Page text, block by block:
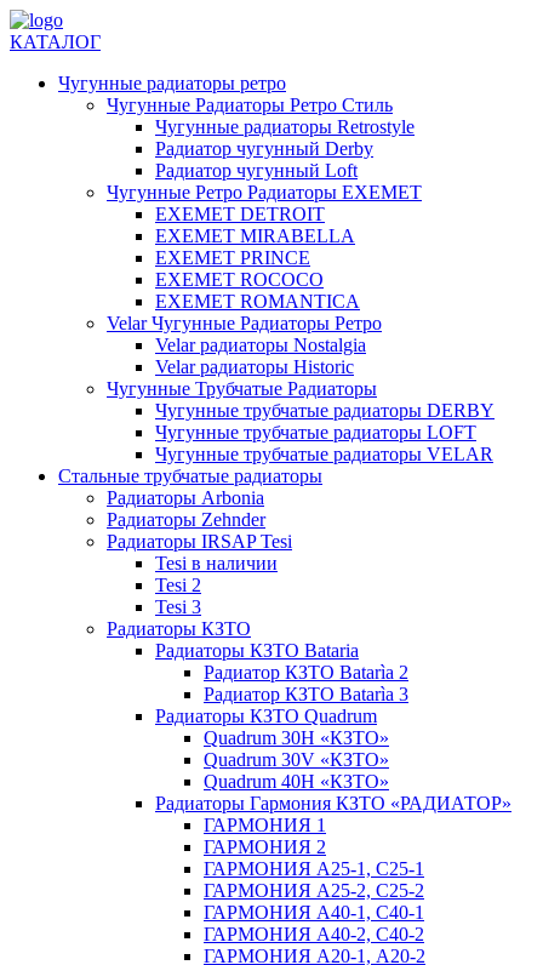
КАТАЛОГ
Чугунные радиаторы ретро
Чугунные Радиаторы Ретро Стиль
Чугунные радиаторы Retrostyle
Радиатор чугунный Derby
Радиатор чугунный Loft
Чугунные Ретро Радиаторы EXEMET
EXEMET DETROIT
EXEMET MIRABELLA
EXEMET PRINCE
EXEMET ROCOCO
EXEMET ROMANTICA
Velar Чугунные Радиаторы Ретро
Velar радиаторы Nostalgia
Velar радиаторы Historic
Чугунные Трубчатые Радиаторы
Чугунные трубчатые радиаторы DERBY
Чугунные трубчатые радиаторы LOFT
Чугунные трубчатые радиаторы VELAR
Стальные трубчатые радиаторы
Радиаторы Arbonia
Радиаторы Zehnder
Радиаторы IRSAP Tesi
Tesi в наличии
Tesi 2
Tesi 3
Радиаторы КЗТО
Радиаторы КЗТО Bataria
Радиатор КЗТО Batarìa 2
Радиатор КЗТО Batarìa 3
Радиаторы КЗТО Quadrum
Quadrum 30H «КЗТО»
Quadrum 30V «КЗТО»
Quadrum 40H «КЗТО»
Радиаторы Гармония КЗТО «РАДИАТОР»
ГАРМОНИЯ 1
ГАРМОНИЯ 2
ГАРМОНИЯ А25-1, С25-1
ГАРМОНИЯ А25-2, С25-2
ГАРМОНИЯ А40-1, С40-1
ГАРМОНИЯ А40-2, С40-2
ГАРМОНИЯ А20-1, А20-2